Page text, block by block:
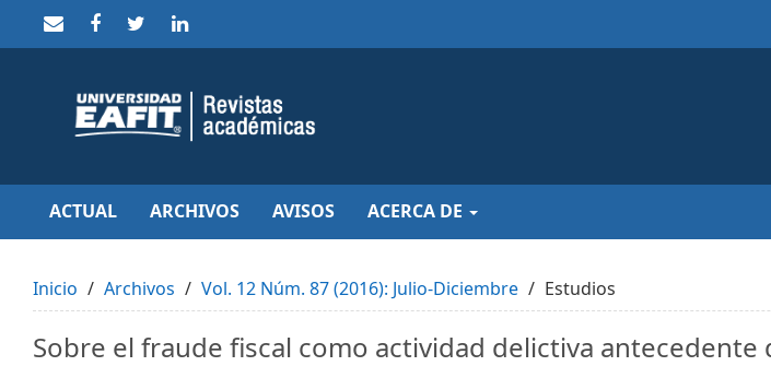
to
Main
Navigation
Content
Sidebar
ACTUAL ARCHIVOS AVISOS ACERCA DE
Inicio Archivos Vol. 12 Núm. 87 (2016): Julio-Diciembre Estudios
Sobre el fraude fiscal como actividad delictiva